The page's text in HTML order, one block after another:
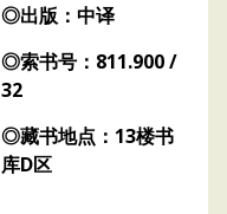
◎出版：中译
◎索书号：811.900 /
32
◎藏书地点：13楼书
库D区